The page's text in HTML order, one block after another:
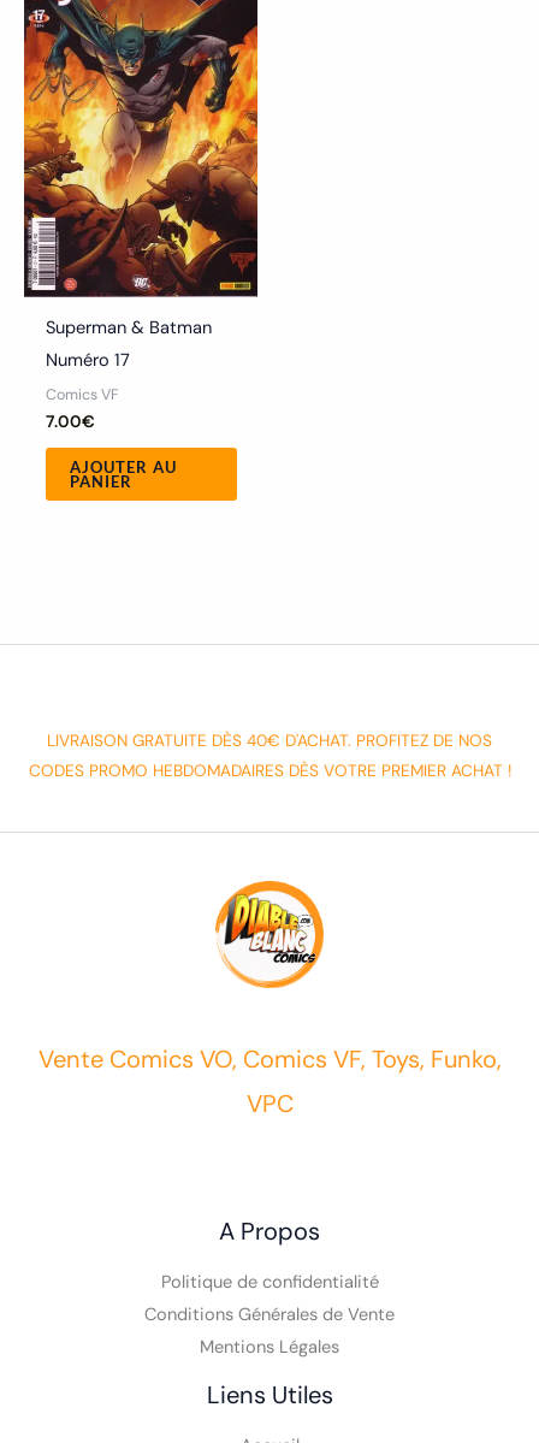
Superman & Batman
Numéro 17
Comics VF
7.00€
AJOUTER AU
PANIER
LIVRAISON GRATUITE DÈS 40€ D'ACHAT. PROFITEZ DE NOS
CODES PROMO HEBDOMADAIRES DÈS VOTRE PREMIER ACHAT !
Vente Comics VO, Comics VF, Toys, Funko,
VPC
A Propos
Politique de confidentialité
Conditions Générales de Vente
Mentions Légales
Liens Utiles